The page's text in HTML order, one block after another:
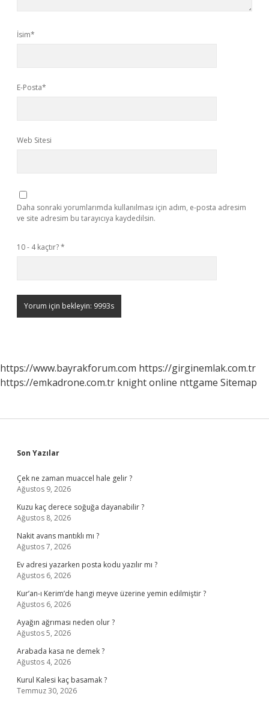
İsim*
E-Posta*
Web Sitesi
Daha sonraki yorumlarımda kullanılması için adım, e-posta adresim
ve site adresim bu tarayıcıya kaydedilsin.
10 - 4 kaçtır?*
https://www.bayrakforum.com https://girginemlak.com.tr
https://emkadrone.com.tr knight online nttgame Sitemap
Sidebar
Son Yazılar
Çek ne zaman muaccel hale gelir ?
Ağustos 9, 2026
Kuzu kaç derece soğuğa dayanabilir ?
Ağustos 8, 2026
Nakit avans mantıklı mı ?
Ağustos 7, 2026
Ev adresi yazarken posta kodu yazılır mı ?
Ağustos 6, 2026
Kur’an-ı Kerim’de hangi meyve üzerine yemin edilmiştir ?
Ağustos 6, 2026
Ayağın ağrıması neden olur ?
Ağustos 5, 2026
Arabada kasa ne demek ?
Ağustos 4, 2026
Kurul Kalesi kaç basamak ?
Temmuz 30, 2026